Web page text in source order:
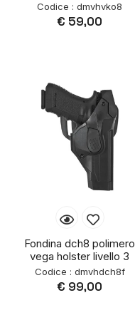
Codice : dmvhvko8
€ 59,00
Fondina dch8 polimero
vega holster livello 3
Codice : dmvhdch8f
€ 99,00